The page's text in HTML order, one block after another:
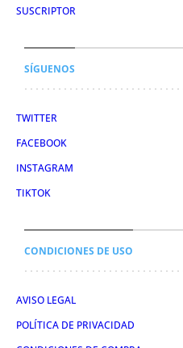
SUSCRIPTOR
SÍGUENOS
TWITTER
FACEBOOK
INSTAGRAM
TIKTOK
CONDICIONES DE USO
AVISO LEGAL
POLÍTICA DE PRIVACIDAD